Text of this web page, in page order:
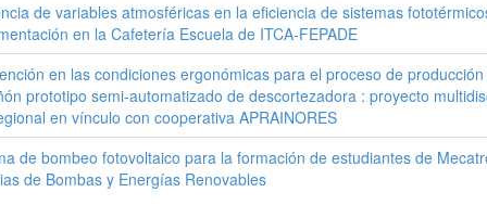
de variables atmosféricas en la eficiencia de sistemas
en la Cafetería Escuela de ITCA-FEPADE
en las condiciones ergonómicas para el proceso de
prototipo semi-automatizado de descortezadora : proyecto
en vínculo con cooperativa APRAINORES
de bombeo fotovoltaico para la formación de estudiantes de
de Bombas y Energías Renovables